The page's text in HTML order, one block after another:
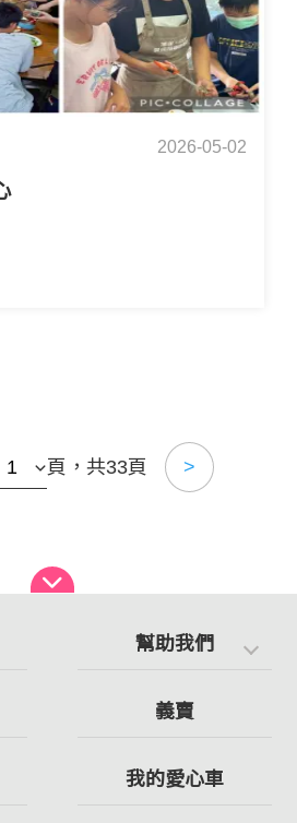
2026-05-02
頁，共33頁 >
幫助我們
義賣
我的愛心車